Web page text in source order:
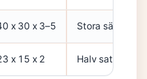
x 30 x 3–5 Stora sällskap,
x 15 x 2 Halv sats,